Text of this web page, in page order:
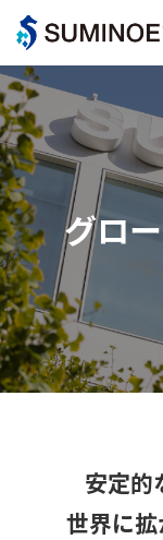
グロ
安定的
世界に拡